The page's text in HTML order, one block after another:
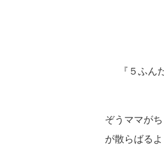
『５ふ
ぞうママが
が散らばる